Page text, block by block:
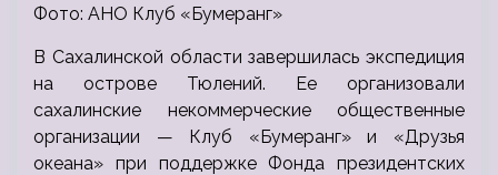
Фото: АНО Клуб «Бумеранг»
В Сахалинской области завершилась экспедиция
на острове Тюлений. Ее организовали
сахалинские некоммерческие общественные
организации — Клуб «Бумеранг» и «Друзья
океана» при поддержке Фонда президентских